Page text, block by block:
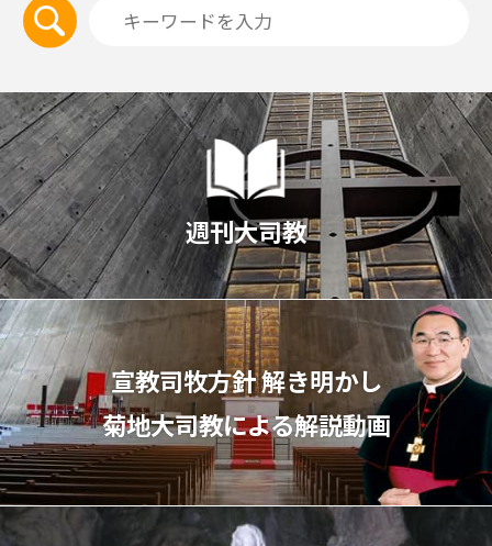
週刊大司教
宣教司牧⽅針 解き明かし
菊地⼤司教による解説動画